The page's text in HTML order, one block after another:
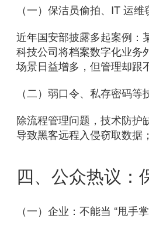
（一）保洁员偷拍、IT 运
近年国安部披露多起案例：
科技公司将档案数字化业务
场景日益增多，但管理却跟
（二）弱口令、私存密码等
除流程管理问题，技术防护
导致黑客远程入侵窃取数据
四、公众热议：
（一）企业：不能当 “甩手